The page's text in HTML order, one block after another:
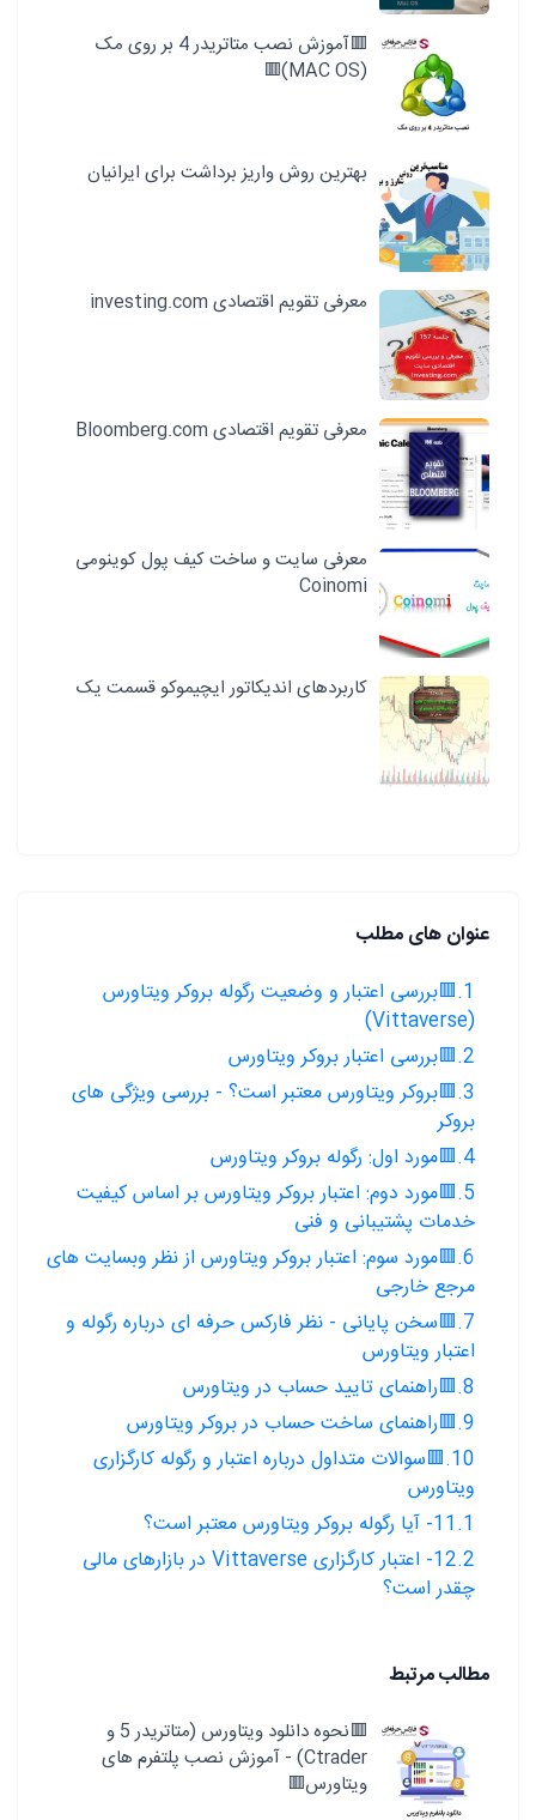
🟥آموزش نصب متاتریدر 4 بر روی مک
(MAC OS)🟥
بهترین روش واریز برداشت برای ایرانیان
معرفی تقویم اقتصادی investing.com
معرفی تقویم اقتصادی Bloomberg.com
معرفی سایت و ساخت کیف پول کوینومی
Coinomi
کاربردهای اندیکاتور ایچیموکو قسمت یک
عنوان های مطلب
1.🟥بررسی اعتبار و وضعیت رگوله بروکر ویتاورس
(Vittaverse)
2.🟥بررسی اعتبار بروکر ویتاورس
3.🟥بروکر ویتاورس معتبر است؟ - بررسی ویژگی های
بروکر
4.🟥مورد اول: رگوله بروکر ویتاورس
5.🟥مورد دوم: اعتبار بروکر ویتاورس بر اساس کیفیت
خدمات پشتیبانی و فنی
6.🟥مورد سوم: اعتبار بروکر ویتاورس از نظر وبسایت های
مرجع خارجی
7.🟥سخن پایانی - نظر فارکس حرفه ای درباره رگوله و
اعتبار ویتاورس
8.🟥راهنمای تایید حساب در ویتاورس
9.🟥راهنمای ساخت حساب در بروکر ویتاورس
10.🟥سوالات متداول درباره اعتبار و رگوله کارگزاری
ویتاورس
11.1- آیا رگوله بروکر ویتاورس معتبر است؟
12.2- اعتبار کارگزاری Vittaverse در بازارهای مالی
چقدر است؟
مطالب مرتبط
🟥نحوه دانلود ویتاورس (متاتریدر 5 و
Ctrader) - آموزش نصب پلتفرم های
ویتاورس🟥